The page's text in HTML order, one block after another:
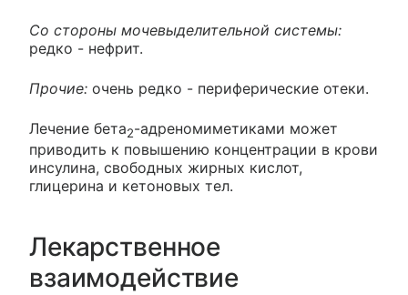
Со стороны мочевыделительной системы:
редко - нефрит.
Прочие: очень редко - периферические отеки.
Лечение бета2-адреномиметиками может
приводить к повышению концентрации в крови
инсулина, свободных жирных кислот,
глицерина и кетоновых тел.
Лекарственное
взаимодействие